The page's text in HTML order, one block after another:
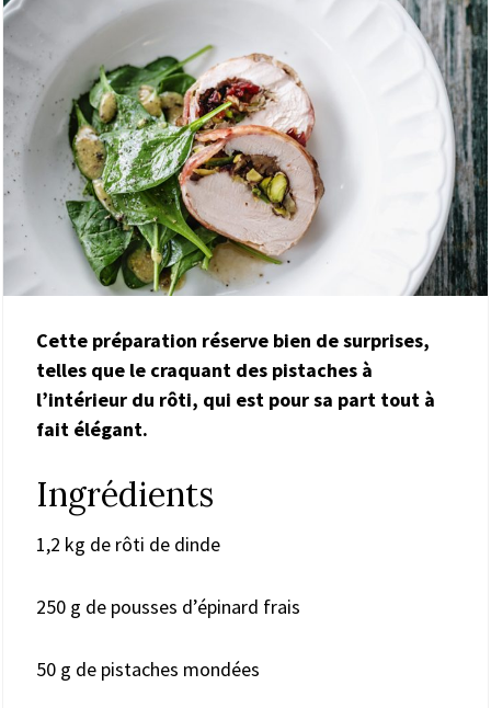
Cette préparation réserve bien de surprises,
telles que le craquant des pistaches à
l’intérieur du rôti, qui est pour sa part tout à
fait élégant.
Ingrédients
1,2 kg de rôti de dinde
250 g de pousses d’épinard frais
50 g de pistaches mondées